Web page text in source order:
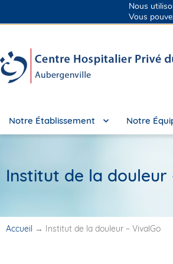
Entre nous, la vie
Notre Établissement Notre
Institut de la douleur
Accueil → Institut de la douleur – VivalGo
Nous
Vous